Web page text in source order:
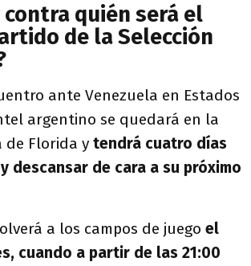
contra quién será el
de la Selección
ante Venezuela en Estados
argentino se quedará en la
de Florida y tendrá cuatro días
descansar de cara a su próximo
a los campos de juego el
cuando a partir de las 21:00